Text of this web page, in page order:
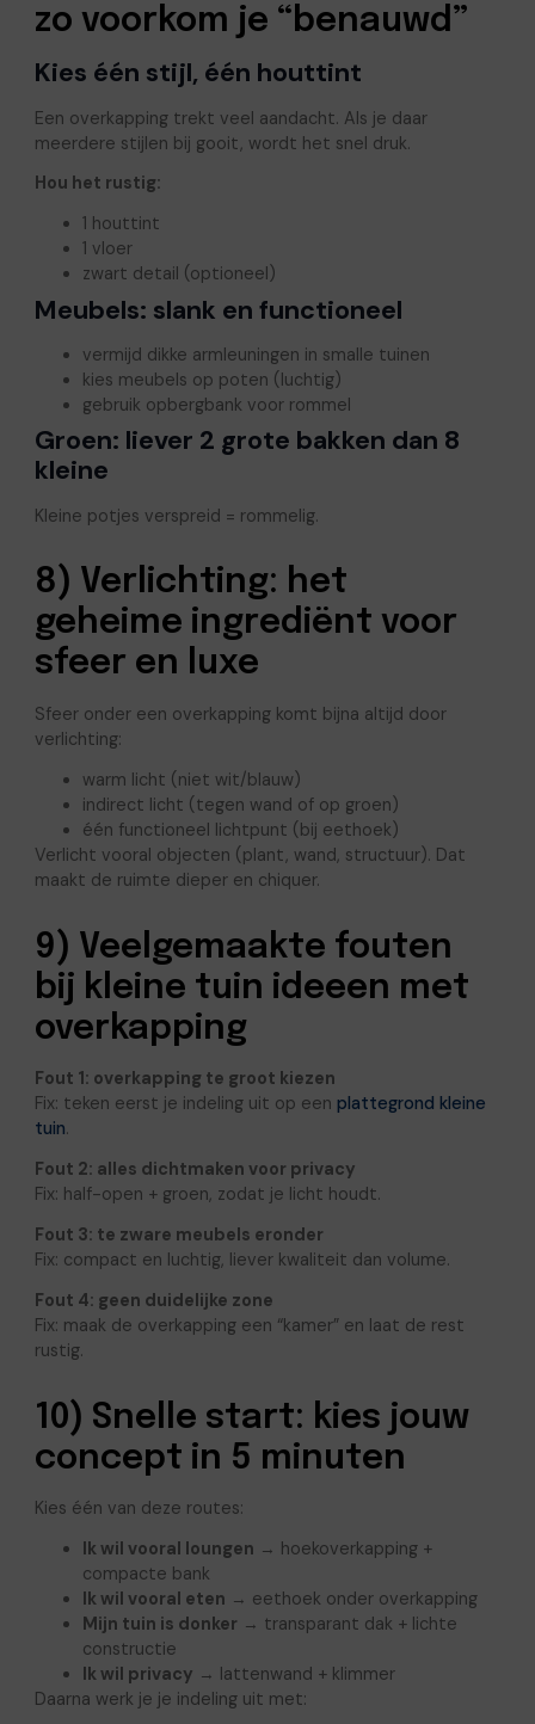
zo voorkom je “benauwd”
Kies één stijl, één houttint
Een overkapping trekt veel aandacht. Als je daar
meerdere stijlen bij gooit, wordt het snel druk.
Hou het rustig:
1 houttint
1 vloer
zwart detail (optioneel)
Meubels: slank en functioneel
vermijd dikke armleuningen in smalle tuinen
kies meubels op poten (luchtig)
gebruik opbergbank voor rommel
Groen: liever 2 grote bakken dan 8
kleine
Kleine potjes verspreid = rommelig.
8) Verlichting: het
geheime ingrediënt voor
sfeer en luxe
Sfeer onder een overkapping komt bijna altijd door
verlichting:
warm licht (niet wit/blauw)
indirect licht (tegen wand of op groen)
één functioneel lichtpunt (bij eethoek)
Verlicht vooral objecten (plant, wand, structuur). Dat
maakt de ruimte dieper en chiquer.
9) Veelgemaakte fouten
bij kleine tuin ideeen met
overkapping
Fout 1: overkapping te groot kiezen
Fix: teken eerst je indeling uit op een plattegrond kleine
tuin.
Fout 2: alles dichtmaken voor privacy
Fix: half-open + groen, zodat je licht houdt.
Fout 3: te zware meubels eronder
Fix: compact en luchtig, liever kwaliteit dan volume.
Fout 4: geen duidelijke zone
Fix: maak de overkapping een “kamer” en laat de rest
rustig.
10) Snelle start: kies jouw
concept in 5 minuten
Kies één van deze routes:
Ik wil vooral loungen → hoekoverkapping +
compacte bank
Ik wil vooral eten → eethoek onder overkapping
Mijn tuin is donker → transparant dak + lichte
constructie
Ik wil privacy → lattenwand + klimmer
Daarna werk je je indeling uit met: